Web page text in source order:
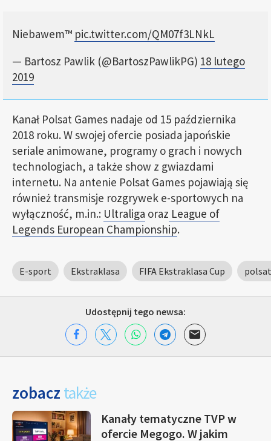
Niebawem™️ pic.twitter.com/QM07f3LNkL
— Bartosz Pawlik (@BartoszPawlikPG) 18 lutego
2019
Kanał Polsat Games nadaje od 15 października
2018 roku. W swojej ofercie posiada japońskie
seriale animowane, programy o grach i nowych
technologiach, a także show z gwiazdami
internetu. Na antenie Polsat Games pojawiają się
również transmisje rozgrywek e-sportowych na
wyłączność, m.in.: Ultraliga oraz League of
Legends European Championship.
E-sport Ekstraklasa FIFA Ekstraklasa Cup
Udostępnij tego newsa:
zobacz także
Kanały tematyczne TVP w
ofercie Megogo. W jakim